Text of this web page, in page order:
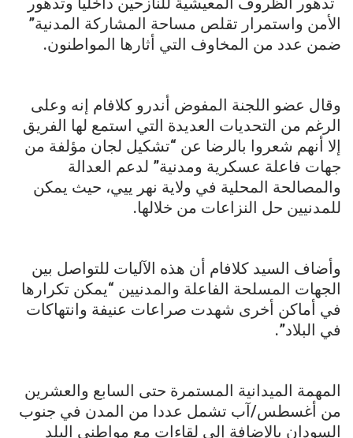
الأمن واستمرار تقلص مساحة المشاركة المدنية”
ضمن عدد من المخاوف التي أثارها المواطنون.
وقال عضو اللجنة المفوض أندرو كلافام إنه وعلى
الرغم من التحديات العديدة التي استمع لها الفريق
إلا أنهم شعروا بالرضا عن “تشكيل لجان مؤلفة من
جهات فاعلة عسكرية ومدنية” لدعم العدالة
والمصالحة المحلية في ولاية نهر ييي، حيث يمكن
للمدنيين حل النزاعات من خلالها.
وأضاف السيد كلافام أن هذه الآليات للتواصل بين
الجهات المسلحة الفاعلة والمدنيين “يمكن تكرارها
في أماكن أخرى شهدت صراعات عنيفة وانتهاكات
في البلاد”.
المهمة الميدانية المستمرة حتى السابع والعشرين
من أغسطس/آب تشمل عددا من المدن في جنوب
السودان بالإضافة إلى لقاءات مع مواطني البلد